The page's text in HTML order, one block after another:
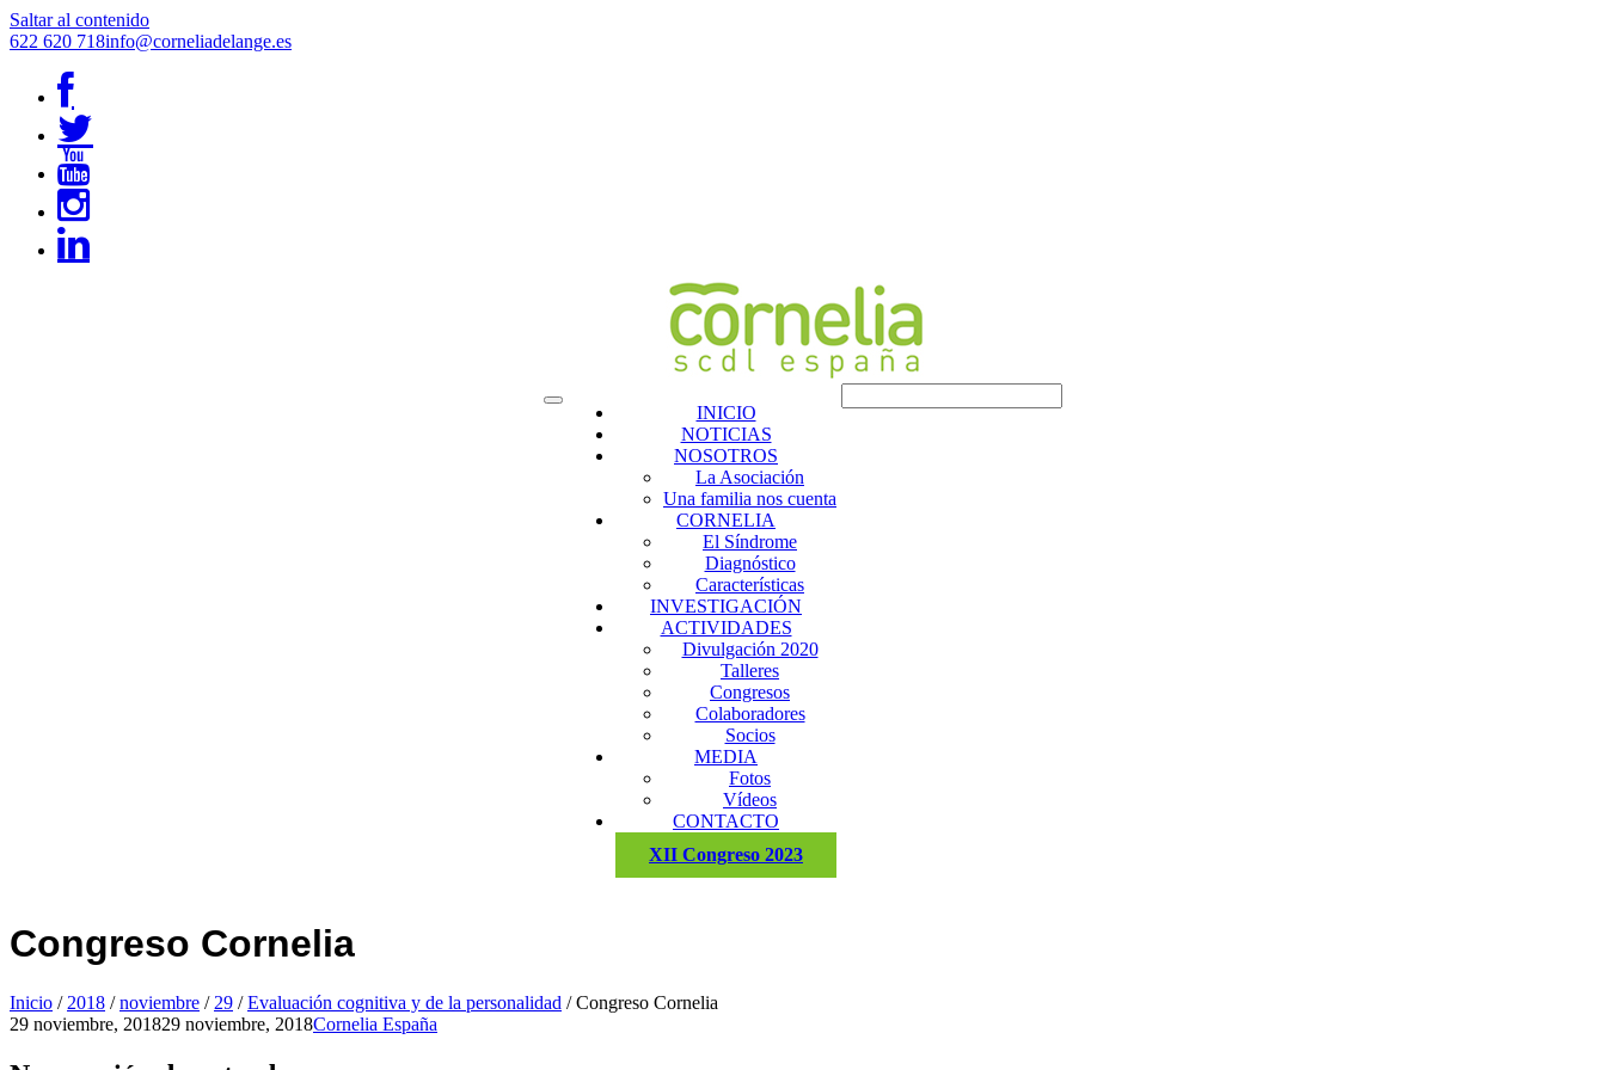
Saltar al contenido
622 620 718info@corneliadelange.es
INICIO
NOTICIAS
NOSOTROS
La Asociación
Una familia nos cuenta
CORNELIA
El Síndrome
Diagnóstico
Características
INVESTIGACIÓN
ACTIVIDADES
Divulgación 2020
Talleres
Congresos
Colaboradores
Socios
MEDIA
Fotos
Vídeos
CONTACTO
XII Congreso 2023
Congreso Cornelia
Inicio / 2018 / noviembre / 29 / Evaluación cognitiva y de la personalidad / Congreso Cornelia
29 noviembre, 201829 noviembre, 2018Cornelia España